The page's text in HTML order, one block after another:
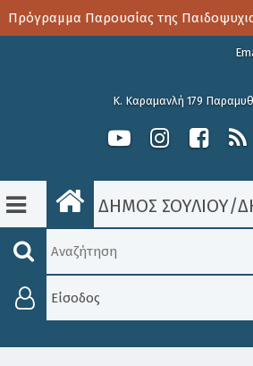
Πρόγραμμα Παρουσίας της
Κ. Καραμανλή 179
ΔΗΜΟΣ ΣΟΥΛΙΟΥ/
Είσοδος